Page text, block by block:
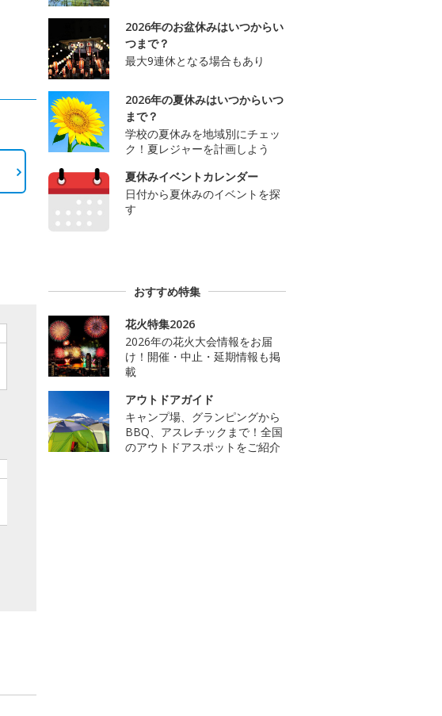
2026年のお盆休みはいつからい
つまで？
最大9連休となる場合もあり
2026年の夏休みはいつからいつ
まで？
学校の夏休みを地域別にチェッ
ク！夏レジャーを計画しよう
夏休みイベントカレンダー
日付から夏休みのイベントを探
す
おすすめ特集
花火特集2026
2026年の花火大会情報をお届
け！開催・中止・延期情報も掲
載
アウトドアガイド
キャンプ場、グランピングから
BBQ、アスレチックまで！全国
のアウトドアスポットをご紹介